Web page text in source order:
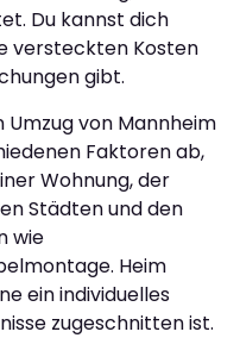
Du kannst dich
versteckten Kosten
gibt.
Umzug von Mannheim
Faktoren ab,
Wohnung, der
Städten und den
wie
Heim
ein individuelles
zugeschnitten ist.